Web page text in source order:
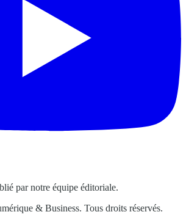
par notre équipe éditoriale.
& Business. Tous droits réservés.